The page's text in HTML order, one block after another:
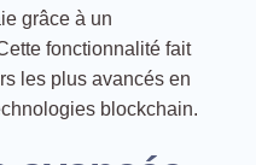
grâce à un
fonctionnalité fait
les plus avancés en
blockchain.